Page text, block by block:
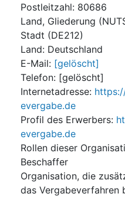
Postleitzahl: 80686
Land, Gliederung
Stadt (DE212)
Land: Deutschland
E-Mail: [gelöscht]
Telefon: [gelöscht]
Internetadresse:
evergabe.de
Profil des Erwerbers:
evergabe.de
Rollen dieser
Beschaffer
Organisation, die
das Vergabeverfahren